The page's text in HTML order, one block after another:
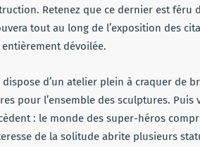
Retenez que ce dernier est féru
tout au long de l’exposition des
entièrement dévoilée.
d’un atelier plein à craquer de
pour l’ensemble des sculptures. Puis
: le monde des super-héros
de la solitude abrite plusieurs